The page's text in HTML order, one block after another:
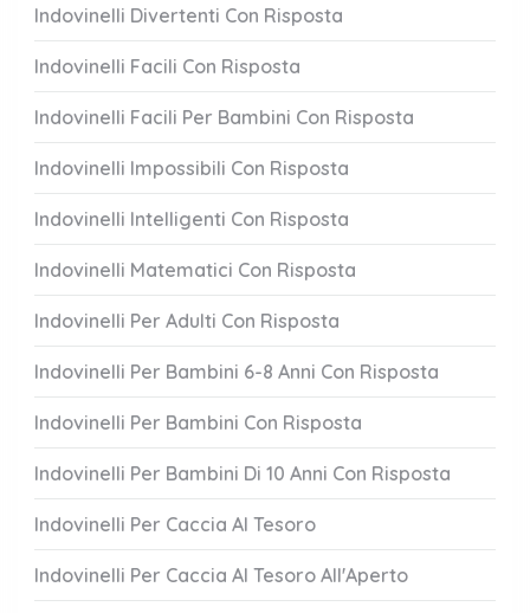
Indovinelli Divertenti Con Risposta
Indovinelli Facili Con Risposta
Indovinelli Facili Per Bambini Con Risposta
Indovinelli Impossibili Con Risposta
Indovinelli Intelligenti Con Risposta
Indovinelli Matematici Con Risposta
Indovinelli Per Adulti Con Risposta
Indovinelli Per Bambini 6-8 Anni Con Risposta
Indovinelli Per Bambini Con Risposta
Indovinelli Per Bambini Di 10 Anni Con Risposta
Indovinelli Per Caccia Al Tesoro
Indovinelli Per Caccia Al Tesoro All'Aperto